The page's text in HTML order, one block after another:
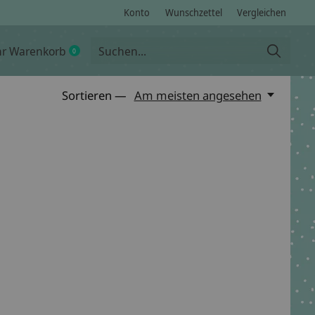
Konto Wunschzettel Vergleichen
Warenkorb 0items
Sortieren — Am meisten angesehen